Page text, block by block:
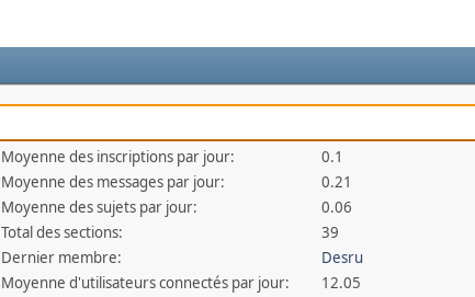
Moyenne des inscriptions par jour:
0.1
Moyenne des messages par jour:
0.21
Moyenne des sujets par jour:
0.06
Total des sections:
39
Dernier membre:
Desru
Moyenne d'utilisateurs connectés par jour:
12.05